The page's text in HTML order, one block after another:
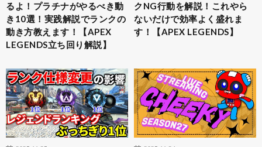
るよ！プラチナがやるべき動
き10選！実践解説でランクの
動き方教えます！【APEX
LEGENDS立ち回り解説】
クNG行動を解説！これやら
ないだけで効率よく盛れま
す！【APEX LEGENDS】